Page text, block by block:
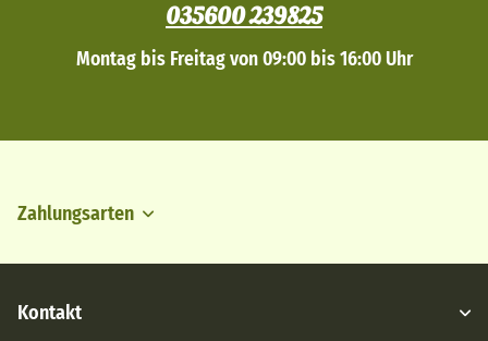
035600 239825
Montag bis Freitag von 09:00 bis 16:00 Uhr
Zahlungsarten
Kontakt